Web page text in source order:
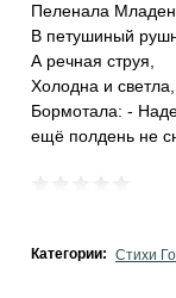
Пеленала
В петушиный
А речная струя,
Холодна и светла,
Бормотала: -
ещё полдень не
Категории: Стихи